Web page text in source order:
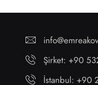
Şirket: +90
İstanbul: +90